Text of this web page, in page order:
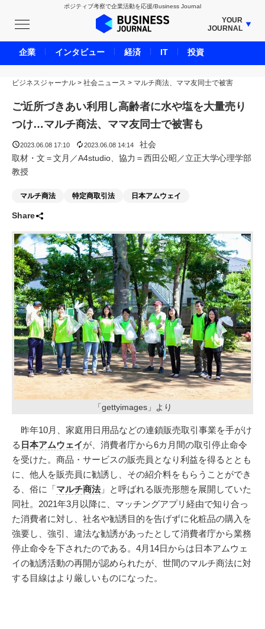
ポジティブ考察で企業活動を応援/Business Journal
YOUR
JOURNAL
BUSINESS JOURNAL
UNICORN JOURNAL
CARBON CREDITS JOURNAL
IVS JOURNAL
ENERGY MANAGEMENT JOURNAL
LIFE ENDING JOURNAL
REAL ESTATE BROKERAGE JOURNAL
ADOPTABLE DOG JOURNAL
ビジネスジャーナル > 社会ニュース > マルチ商法、ママ友同士で被害
ご近所づきあい利用し高齢者に水や塩を大量売り
つけ…マルチ商法、ママ友同士で被害も
2023.06.08 17:10 2023.06.08 14:14
社会
取材・文＝文月／A4studio、協力＝西田公昭／立正大学心理学部
教授
マルチ商法 特定商取引法 日本アムウェイ
Share
「gettyimages」より
昨年10月、家庭用日用品などの連鎖販売取引事業を手がけ
る 日本アムウェイが、消費者庁から6カ月間の取引停止命令
を受けた。商品・サービスの販売員となり利益を得るととも
に、他人を販売員に勧誘し、その紹介料をもらうことができ
る、俗に「マルチ商法」と呼ばれる販売形態を展開していた
同社。2021年3月以降に、マッチングアプリ経由で知り合っ
た消費者に対し、社名や勧誘目的を告げずに化粧品の購入を
強要し、強引、違法な勧誘があったとして消費者庁から業務
停止命令を下されたのである。4月14日からは日本アムウェ
イの勧誘活動の再開が認められたが、世間のマルチ商法に対
する目線はより厳しいものになった。
企業 インタビュー 経済 IT 投資